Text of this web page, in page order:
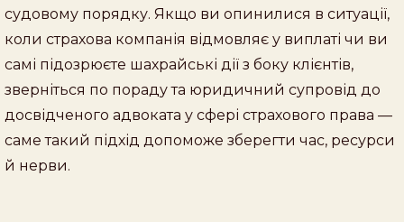
судовому порядку. Якщо ви опинилися в ситуації,
коли страхова компанія відмовляє у виплаті чи ви
самі підозрюєте шахрайські дії з боку клієнтів,
зверніться по пораду та юридичний супровід до
досвідченого адвоката у сфері страхового права —
саме такий підхід допоможе зберегти час, ресурси
й нерви.